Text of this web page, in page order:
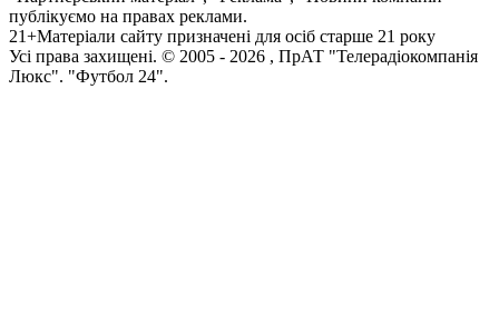
публікуємо на правах реклами.
21+Матеріали сайту призначені для осіб старше 21 року
Усi права захищенi. © 2005 - 2026 , ПрАТ "Телерадіокомпанія
Люкс". "Футбол 24".